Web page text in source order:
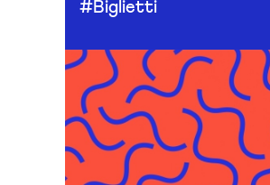
#Biglietti